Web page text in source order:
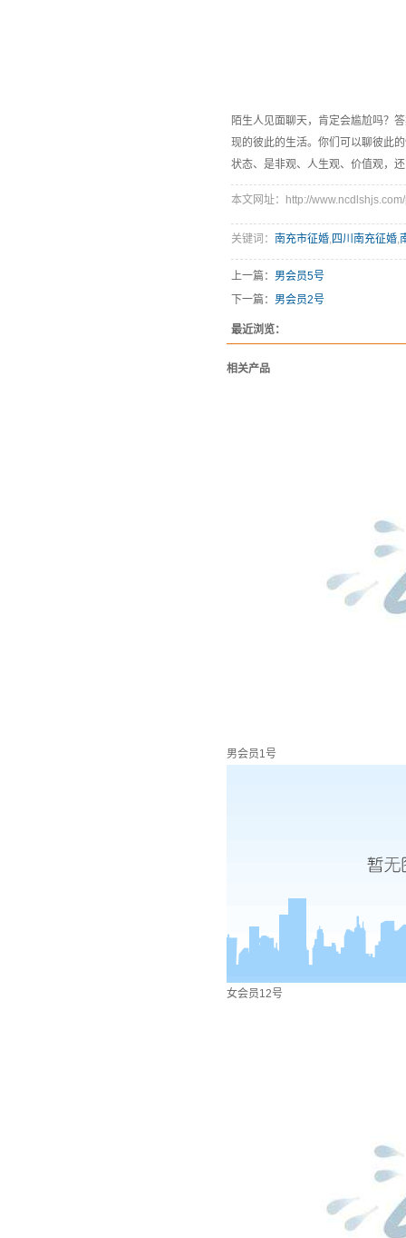
陌生人见面聊天，肯定会尴尬吗？
现的彼此的生活。你们可以聊彼此
状态、是非观、人生观、价值观，
本文网址：http://
关键词： 南充市征婚,四川南充征婚,
上一篇： 男会员5号
下一篇： 男会员2号
最近浏览：
相关产品
男会员1号
女会员12号